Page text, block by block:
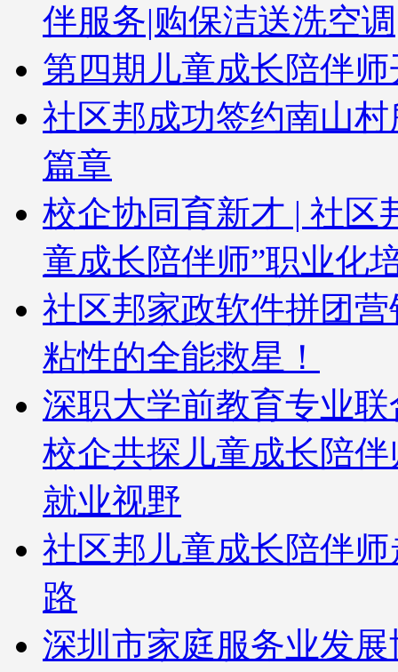
伴服务|购保洁送洗空
第四期儿童成长陪伴
社区邦成功签约南山
篇章
校企协同育新才 | 社区
童成长陪伴师”职业化
社区邦家政软件拼团
粘性的全能救星！
深职大学前教育专业
校企共探儿童成长陪
就业视野
社区邦儿童成长陪伴
路
深圳市家庭服务业发